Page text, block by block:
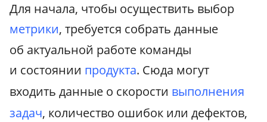
Для начала, чтобы осуществить выбор
метрики, требуется собрать данные
об актуальной работе команды
и состоянии продукта. Сюда могут
входить данные о скорости выполнения
задач, количество ошибок или дефектов,